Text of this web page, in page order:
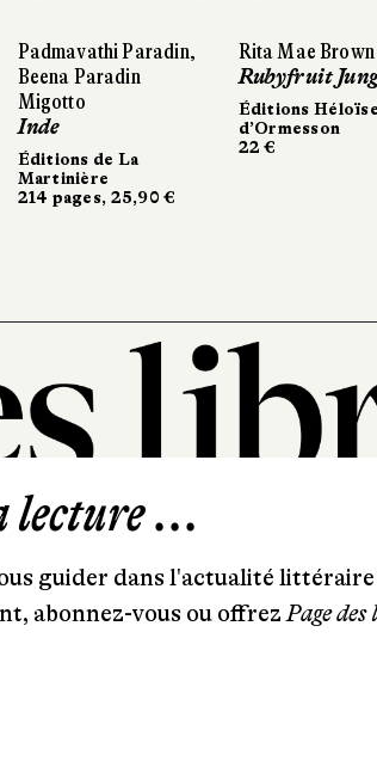
Padmavathi Paradin,
Beena Paradin
Migotto
Inde
Éditions de La
Martinière
214 pages, 25,90 €
Rita Mae Brown
Rubyfruit
Éditions
d’Ormesson
22 €
Padmavathi Paradin,
Beena Paradin
Migotto
Inde
Éditions de La
Martinière
214 pages, 25,90 €
Rita Mae Brown
Rubyfruit
Éditions Héloïse
d’Ormesson
22 €
101, rue Saint-Lazare
T. 01 44 41 97 20
lecture ...
guider dans l'actualité
abonnez-vous ou offrezPage